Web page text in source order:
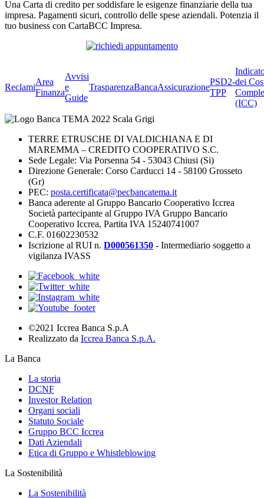
Una Carta di credito per soddisfare le esigenze finanziarie della tua
impresa. Pagamenti sicuri, controllo delle spese aziendali. Potenzia il
tuo business con CartaBCC Impresa.
Reclami
Area
Finanza
Avvisi
e
Guide
TrasparenzaBancaAssicurazione
PSD2-
TPP
dei
(ICC)
TERRE ETRUSCHE DI VALDICHIANA E DI
MAREMMA – CREDITO COOPERATIVO S.C.
Sede Legale: Via Porsenna 54 - 53043 Chiusi (Si)
Direzione Generale: Corso Carducci 14 - 58100 Grosseto
(Gr)
PEC: posta.certificata@pecbancatema.it
Banca aderente al Gruppo Bancario Cooperativo Iccrea
Società partecipante al Gruppo IVA Gruppo Bancario
Cooperativo Iccrea, Partita IVA 15240741007
C.F. 01602230532
Iscrizione al RUI n. D000561350 - Intermediario soggetto a
vigilanza IVASS
©2021 Iccrea Banca S.p.A
Realizzato da Iccrea Banca S.p.A.
La Banca
La storia
DCNF
Investor Relation
Organi sociali
Statuto Sociale
Gruppo BCC Iccrea
Dati Aziendali
Etica di Gruppo e Whistleblowing
La Sostenibilità
La Sostenibilità